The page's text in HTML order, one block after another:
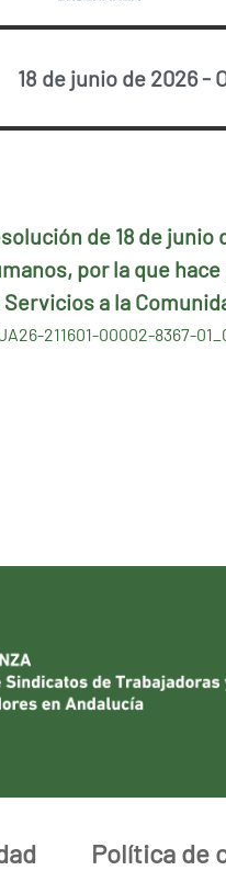
18 de junio de 2026-
de 18 de junio
por la que
Servicios a la
211601-00002-8367-
Política de